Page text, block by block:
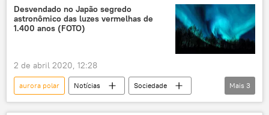
sonda espacial
Sistema Solar
brilho
verde
atmosfera
Desvendado no Japão segredo
astronômico das luzes vermelhas de
1.400 anos (FOTO)
2 de abril 2020, 12:28
aurora polar Notícias
Sociedade
Ciência e Tecnologia
aurora boreal
Mais 3